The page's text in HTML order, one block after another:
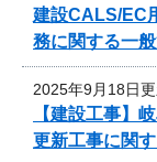
建設CALS/EC
務に関する一
2025年9月18日
【建設工事】
更新工事に関